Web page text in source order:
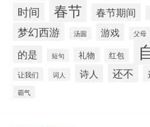
时间 春节 春节期间
梦幻西游 汤圆 游戏 父母
的是 短句 礼物 红包
让我们 词人 诗人 还不
霸气